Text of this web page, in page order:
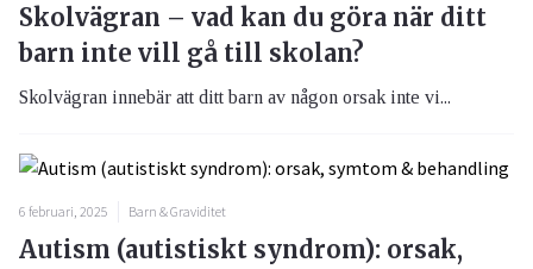
Skolvägran – vad kan du göra när ditt
barn inte vill gå till skolan?
Skolvägran innebär att ditt barn av någon orsak inte vi...
6 februari, 2025 Barn & Graviditet
Autism (autistiskt syndrom): orsak,